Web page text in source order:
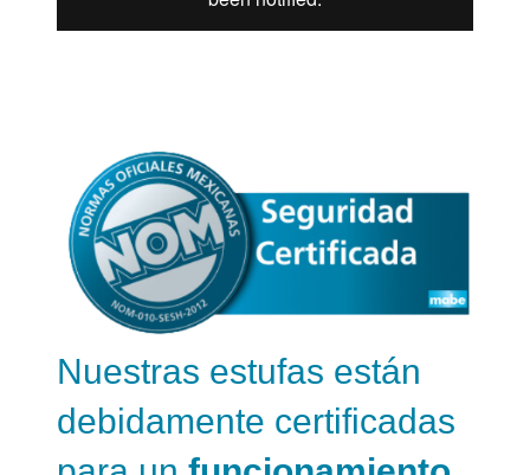
Nuestras estufas están
debidamente certificadas